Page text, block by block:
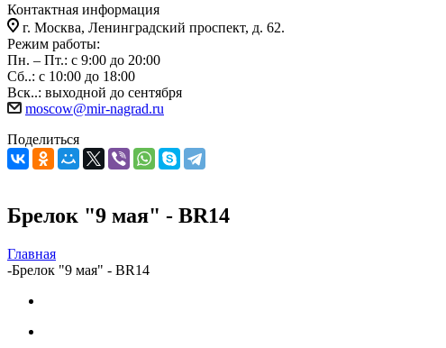
Контактная информация
г. Москва, Ленинградский проспект, д. 62.
Режим работы:
Пн. – Пт.: с 9:00 до 20:00
Сб..: с 10:00 до 18:00
Вск..: выходной до сентября
moscow@mir-nagrad.ru
Поделиться
Брелок "9 мая" - BR14
Главная
-Брелок "9 мая" - BR14